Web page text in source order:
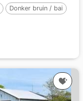
Donker bruin / bai